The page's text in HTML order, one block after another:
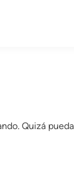
Quizá